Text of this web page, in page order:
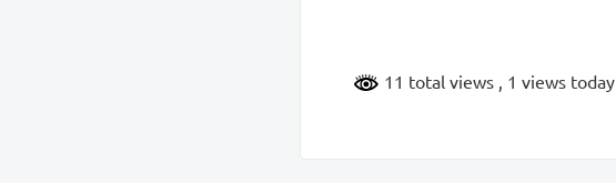
11 total views , 1 views today